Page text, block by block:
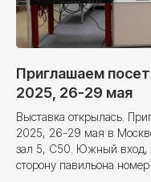
Приглашаем
2025, 26-29 мая
Выставка открылась.
2025, 26-29 мая в
зал 5, C50. Южный вход,
сторону павильона номер